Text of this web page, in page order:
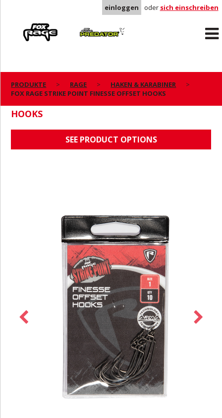
einloggen oder sich einschreiben
Predator
PRODUKTE RAGE
HAKEN & KARABINER
FOX RAGE STRIKE POINT FINESSE OFFSET HOOKS
HOOKS
SEE PRODUCT OPTIONS